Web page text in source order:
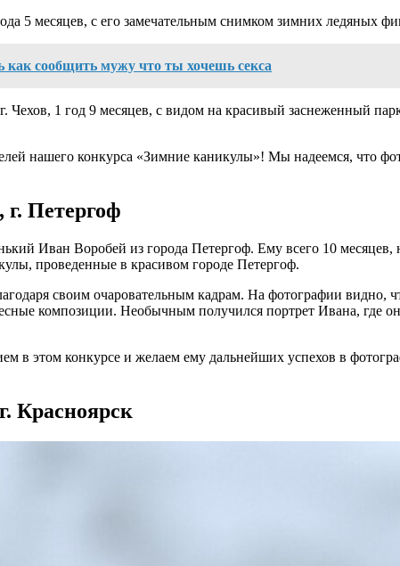
5 месяцев, с его замечательным снимком зимних ледяных
как сообщить мужу что ты хочешь секса
1 год 9 месяцев, с видом на красивый заснеженный
нашего конкурса «Зимние каникулы»! Мы надеемся, что
г. Петергоф
Иван Воробей из города Петергоф. Ему всего 10
проведенные в красивом городе Петергоф.
своим очаровательным кадрам. На фотографии
композиции. Необычным получился портрет Ивана,
в этом конкурсе и желаем ему дальнейших успехов в
Красноярск